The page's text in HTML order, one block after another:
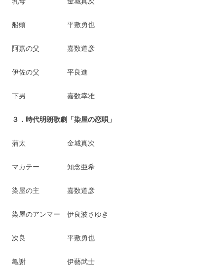
船頭 平敷勇也
阿嘉の父 嘉数道彦
伊佐の父 平良進
下男 嘉数幸雅
３．時代明朗歌劇「染屋の恋唄」
蒲太 金城真次
マカテー 知念亜希
染屋の主 嘉数道彦
染屋のアンマー 伊良波さゆき
次良 平敷勇也
亀謝 伊藝武士